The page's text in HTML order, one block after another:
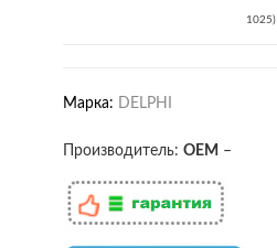
1025)
Марка: DELPHI
Производитель: OEM –